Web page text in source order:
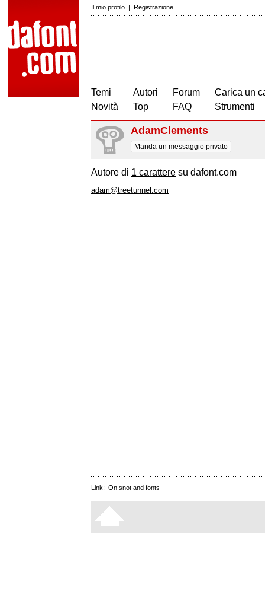
Il mio profilo | Registrazione
Temi
Novità
Autori
Top
Forum
FAQ
Carica un
Strumenti
AdamClements
Manda un messaggio privato
Autore di 1 carattere su dafont.com
adam@treetunnel.com
Link: On snot and fonts